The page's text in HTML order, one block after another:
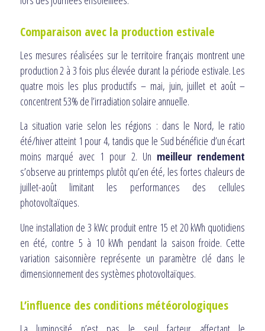
Comparaison avec la production estivale
Les mesures réalisées sur le territoire français montrent une
production 2 à 3 fois plus élevée durant la période estivale. Les
quatre mois les plus productifs – mai, juin, juillet et août –
concentrent 53% de l’irradiation solaire annuelle.
La situation varie selon les régions : dans le Nord, le ratio
été/hiver atteint 1 pour 4, tandis que le Sud bénéficie d’un écart
moins marqué avec 1 pour 2. Un meilleur rendement
s’observe au printemps plutôt qu’en été, les fortes chaleurs de
juillet-août limitant les performances des cellules
photovoltaïques.
Une installation de 3 kWc produit entre 15 et 20 kWh quotidiens
en été, contre 5 à 10 kWh pendant la saison froide. Cette
variation saisonnière représente un paramètre clé dans le
dimensionnement des systèmes photovoltaïques.
L’influence des conditions météorologiques